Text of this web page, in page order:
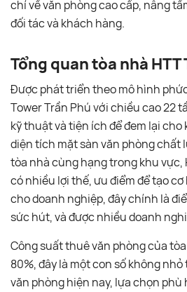
chí về văn phòng cao cấp, nâng
đối tác và khách hàng.
Tổng quan tòa nhà HTT
Được phát triển theo mô hình
Tower Trần Phú với chiều cao 22
kỹ thuật và tiện ích để đem lại
diện tích mặt sàn văn phòng chất
tòa nhà cùng hạng trong khu vực,
có nhiều lợi thế, ưu điểm để tạo
cho doanh nghiệp, đây chính là
sức hút, và được nhiều doanh
Công suất thuê văn phòng của
80%, đây là một con số không
văn phòng hiện nay, lựa chọn phù